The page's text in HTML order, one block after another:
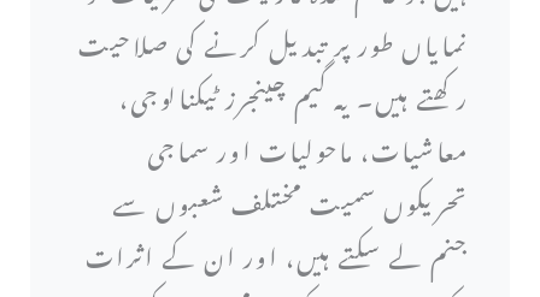
نمایاں طور پر تبدیل کرنے کی صلاحیت
رکھتے ہیں۔ یہ گیم چینجرز ٹیکنالوجی،
معاشیات، ماحولیات اور سماجی
تحریکوں سمیت مختلف شعبوں سے
جنم لے سکتے ہیں، اور ان کے اثرات